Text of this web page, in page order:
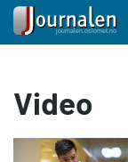
hovedinnhold
Video